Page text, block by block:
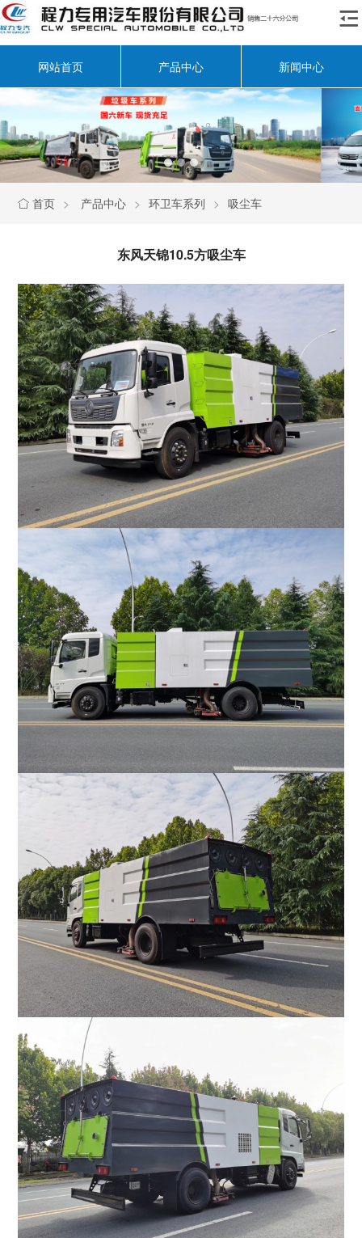

网站首页 产品中心 新闻中心
 首页 > 产品中心 > 环卫车系列 > 吸尘车
东风天锦10.5方吸尘车